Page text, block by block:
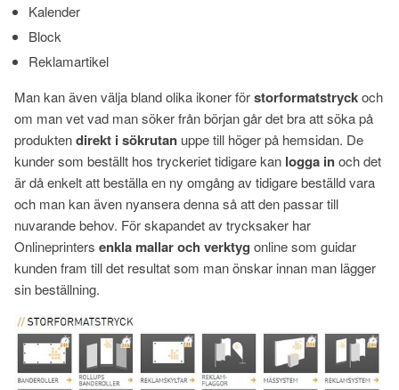
Kalender
Block
Reklamartikel
Man kan även välja bland olika ikoner förstorformatstryckoch
om man vet vad man söker från början går det bra att söka på
produktendirekt i sökrutan uppe till höger på hemsidan. De
kunder som beställt hos tryckeriet tidigare kan logga inoch det
är då enkelt att beställa en ny omgång av tidigare beställd vara
och man kan även nyansera denna så att den passar till
nuvarande behov. För skapandet av trycksaker har
Onlineprinters enkla mallar och verktyg online som guidar
kunden fram till det resultat som man önskar innan man lägger
sin beställning.